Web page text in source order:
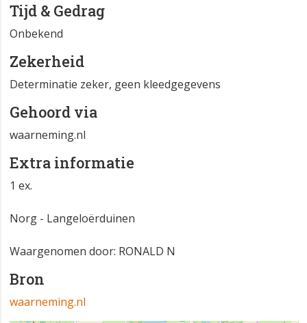
Tijd & Gedrag
Onbekend
Zekerheid
Determinatie zeker, geen kleedgegevens
Gehoord via
waarneming.nl
Extra informatie
1 ex.
Norg - Langeloërduinen
Waargenomen door: RONALD N
Bron
waarneming.nl